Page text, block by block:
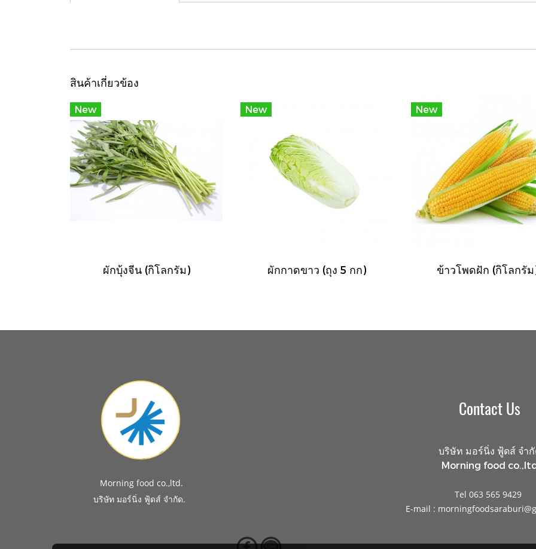
สินค้าเกี่ยวข้อง
New
ผักบุ้งจีน (กิโลกรัม)
New
ผักกาดขาว (ถุง 5 กก)
New
ข้าวโพดฝัก (กิโลกรัม
Morning food co.,ltd.
บริษัท มอร์นิ่ง ฟู้ดส์ จำกัด
Contact Us
บริษัท มอร์นิ่ง ฟู้ดส์ จำ
Morning food
Tel 063 565 9429
E-mail :